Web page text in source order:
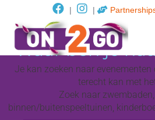
| |
Waar ben je
Je kan zoeken naar
terecht kan met
Zoek naar
binnen/buitenspeeltuinen,